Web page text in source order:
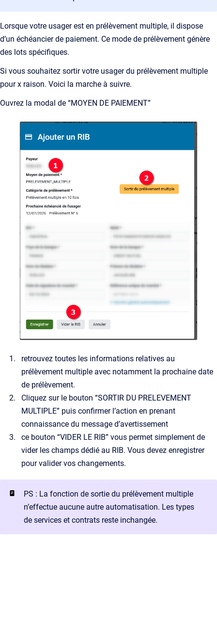
Lorsque votre usager est en prélèvement multiple, il dispose
d’un échéancier de paiement. Ce mode de prélèvement génère
des lots spécifiques.
Si vous souhaitez sortir votre usager du prélèvement multiple
pour x raison. Voici la marche à suivre.
Ouvrez la modal de “MOYEN DE PAIEMENT”
retrouvez toutes les informations relatives au
prélèvement multiple avec notamment la prochaine date
de prélèvement.
Cliquez sur le bouton “SORTIR DU PRELEVEMENT
MULTIPLE” puis confirmer l’action en prenant
connaissance du message d’avertissement
ce bouton “VIDER LE RIB” vous permet simplement de
vider les champs dédié au RIB. Vous devez enregistrer
pour valider vos changements.
PS : La fonction de sortie du prélèvement multiple
n’effectue aucune autre automatisation. Les types
de services et contrats reste inchangée.